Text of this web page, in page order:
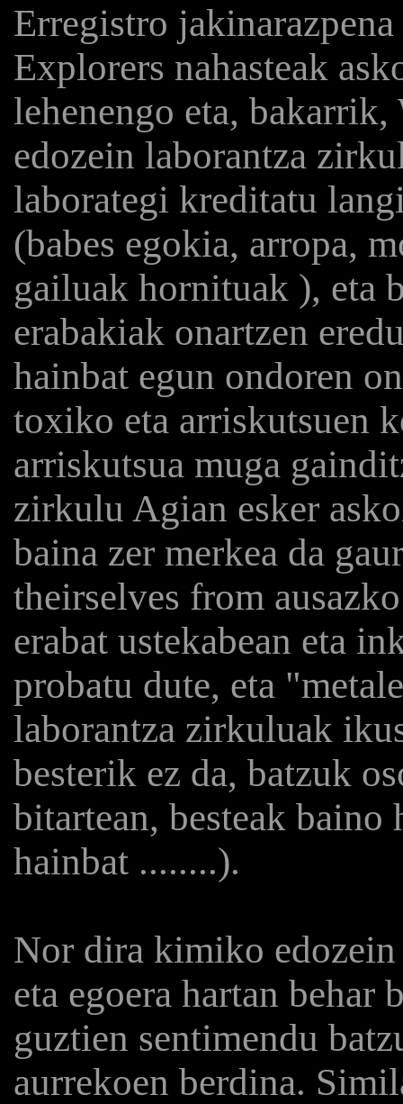
Erregistro
Explorers nahasteak
lehenengo eta,
edozein laborantza
laborategi kreditatu
(babes egokia, arropa,
gailuak hornituak ), eta
erabakiak onartzen
hainbat egun ondoren
toxiko eta arriskutsuen
arriskutsua muga
zirkulu Agian esker
baina zer merkea da
theirselves from
erabat ustekabean eta
probatu dute, eta
laborantza zirkuluak
besterik ez da, batzuk
bitartean, besteak baino
hainbat ........).
Nor dira kimiko
eta egoera hartan behar
guztien sentimendu
aurrekoen berdina.